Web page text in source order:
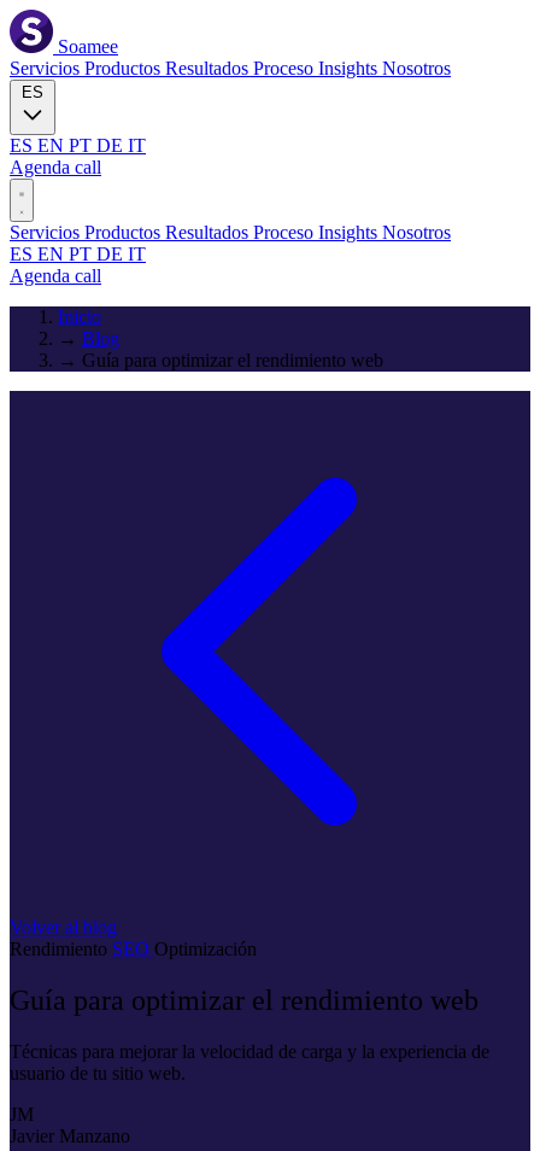
Soamee
Servicios Productos Resultados Proceso Insights Nosotros
ES EN PT DE IT
Agenda call
Servicios Productos Resultados Proceso Insights Nosotros
ES EN PT DE IT
Agenda call
Inicio
→ Blog
→ Guía para optimizar el rendimiento web
Volver al blog
Rendimiento SEO Optimización
Guía para optimizar el rendimiento web
Técnicas para mejorar la velocidad de carga y la experiencia de
usuario de tu sitio web.
JM
Javier Manzano